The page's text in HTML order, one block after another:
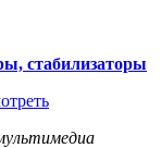
стабилизаторы